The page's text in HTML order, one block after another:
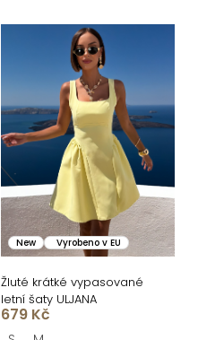
New Vyrobeno v EU
Žluté krátké vypasované
letní šaty ULJANA
679 Kč